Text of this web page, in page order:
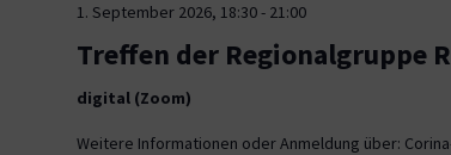
1. September 2026, 18:30- 21:00
Treffen der Regionalgruppe
digital (Zoom)
Weitere Informationen oder Anmeldung über: